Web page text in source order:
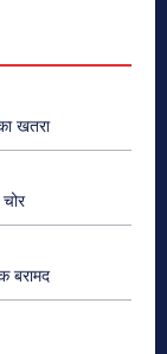
खतरा
बरामद